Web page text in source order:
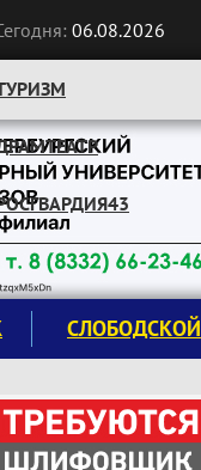
06.08.2026
СЛОБОДСКОЙ